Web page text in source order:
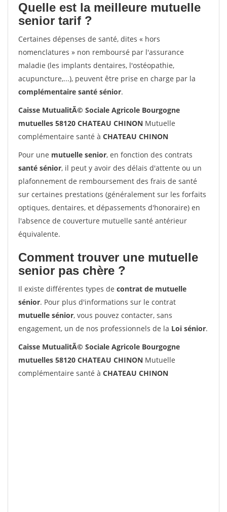
Quelle est la meilleure mutuelle
senior tarif ?
Certaines dépenses de santé, dites « hors
nomenclatures » non remboursé par l'assurance
maladie (les implants dentaires, l'ostéopathie,
acupuncture,...), peuvent être prise en charge par la
complémentaire santé sénior.
Caisse MutualitÃ© Sociale Agricole Bourgogne
mutuelles 58120 CHATEAU CHINON Mutuelle
complémentaire santé à CHATEAU CHINON
Pour une mutuelle senior, en fonction des contrats
santé sénior, il peut y avoir des délais d'attente ou un
plafonnement de remboursement des frais de santé
sur certaines prestations (généralement sur les forfaits
optiques, dentaires, et dépassements d'honoraire) en
l'absence de couverture mutuelle santé antérieur
équivalente.
Comment trouver une mutuelle
senior pas chère ?
Il existe différentes types de contrat de mutuelle
sénior. Pour plus d'informations sur le contrat
mutuelle sénior, vous pouvez contacter, sans
engagement, un de nos professionnels de la Loi sénior.
Caisse MutualitÃ© Sociale Agricole Bourgogne
mutuelles 58120 CHATEAU CHINON Mutuelle
complémentaire santé à CHATEAU CHINON